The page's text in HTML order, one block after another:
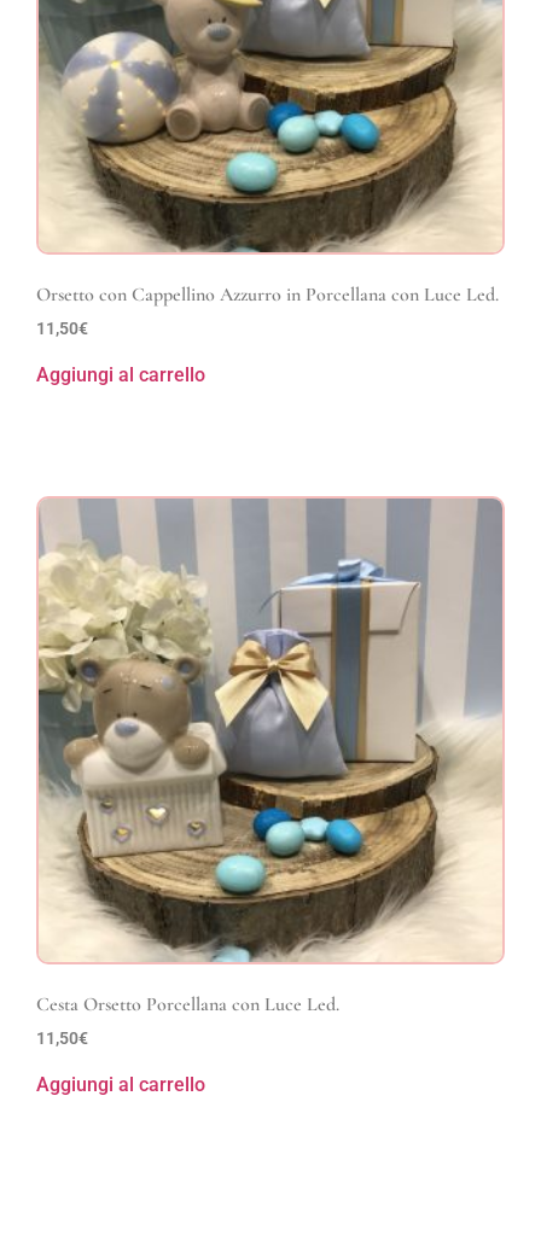
Orsetto con Cappellino Azzurro in Porcellana con Luce Led.
11,50€
Aggiungi al carrello
Cesta Orsetto Porcellana con Luce Led.
11,50€
Aggiungi al carrello